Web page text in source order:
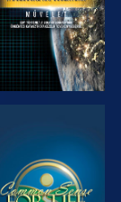
MŰSORNÉZÉS